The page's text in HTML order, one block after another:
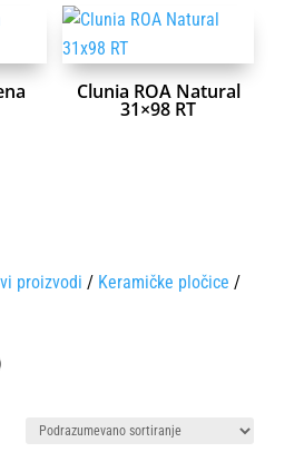
Clunia ROA Natural
31×98 RT
proizvodi / Keramičke pločice /